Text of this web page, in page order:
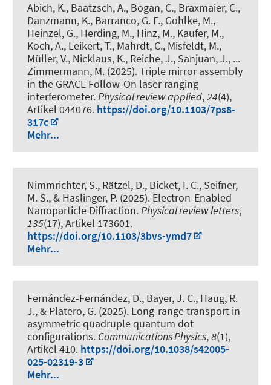
Abich, K., Baatzsch, A., Bogan, C., Braxmaier, C.,
Danzmann, K., Barranco, G. F., Gohlke, M.,
Heinzel, G., Herding, M., Hinz, M., Kaufer, M.,
Koch, A., Leikert, T., Mahrdt, C., Misfeldt, M.,
Müller, V., Nicklaus, K., Reiche, J., Sanjuan, J., ...
Zimmermann, M. (2025).Triple mirror assembly
in the GRACE Follow-On laser ranging
interferometer.Physical review applied,24(4),
Artikel 044076. https://doi.org/10.1103/7ps8-
317c
Mehr...
Nimmrichter, S., Rätzel, D., Bicket, I. C., Seifner,
M. S., & Haslinger, P. (2025). Electron-Enabled
Nanoparticle Diffraction.Physical review letters,
135(17), Artikel 173601.
https://doi.org/10.1103/3bvs-ymd7
Mehr...
Fernández-Fernández, D., Bayer, J. C., Haug, R.
J., & Platero, G. (2025). Long-range transport in
asymmetric quadruple quantum dot
configurations. Communications Physics,8(1),
Artikel 410. https://doi.org/10.1038/s42005-
025-02319-3
Mehr...